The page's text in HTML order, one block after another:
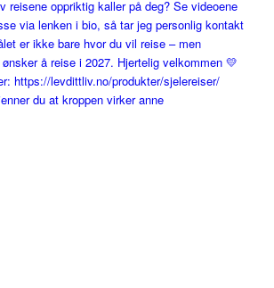
du at kroppen virker anne